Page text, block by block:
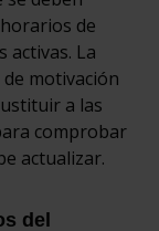
de
activas. La
motivación
a las
comprobar
actualizar.
del